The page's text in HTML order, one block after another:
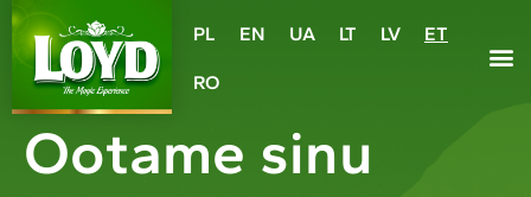
PL EN UA LT LV ET
RO
Ootame sinu